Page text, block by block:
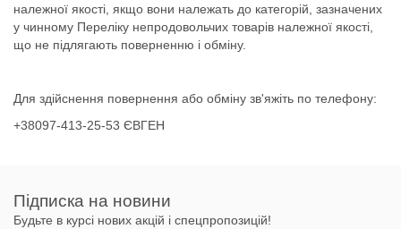
належної якості, якщо вони належать до категорій, зазначених
у чинному Переліку непродовольчих товарів належної якості,
що не підлягають поверненню і обміну.
Для здійснення повернення або обміну зв'яжіть по телефону:
+38097-413-25-53 ЄВГЕН
Підписка на новини
Будьте в курсі нових акцій і спецпропозицій!